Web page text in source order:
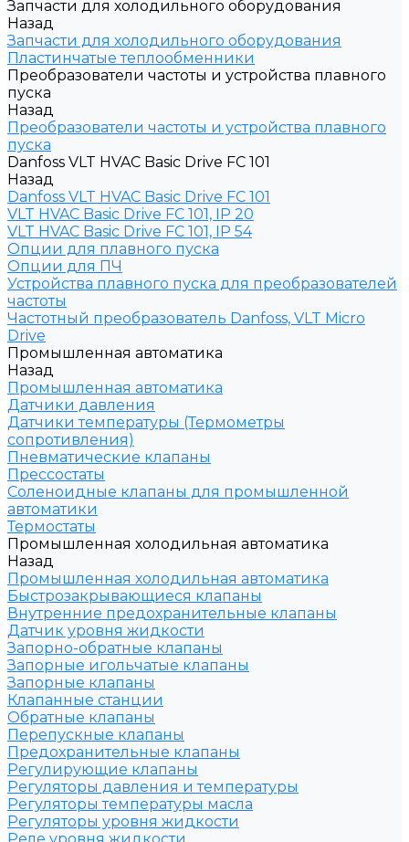
Запчасти для холодильного оборудования
Назад
Запчасти для холодильного оборудования
Пластинчатые теплообменники
Преобразователи частоты и устройства плавного
пуска
Назад
Преобразователи частоты и устройства плавного
пуска
Danfoss VLT HVAC Basic Drive FC 101
Назад
Danfoss VLT HVAC Basic Drive FC 101
VLT HVAC Basic Drive FC 101, IP 20
VLT HVAC Basic Drive FC 101, IP 54
Опции для плавного пуска
Опции для ПЧ
Устройства плавного пуска для преобразователей
частоты
Частотный преобразователь Danfoss, VLT Micro
Drive
Промышленная автоматика
Назад
Промышленная автоматика
Датчики давления
Датчики температуры (Термометры
сопротивления)
Пневматические клапаны
Прессостаты
Соленоидные клапаны для промышленной
автоматики
Термостаты
Промышленная холодильная автоматика
Назад
Промышленная холодильная автоматика
Быстрозакрывающиеся клапаны
Внутренние предохранительные клапаны
Датчик уровня жидкости
Запорно-обратные клапаны
Запорные игольчатые клапаны
Запорные клапаны
Клапанные станции
Обратные клапаны
Перепускные клапаны
Предохранительные клапаны
Регулирующие клапаны
Регуляторы давления и температуры
Регуляторы температуры масла
Регуляторы уровня жидкости